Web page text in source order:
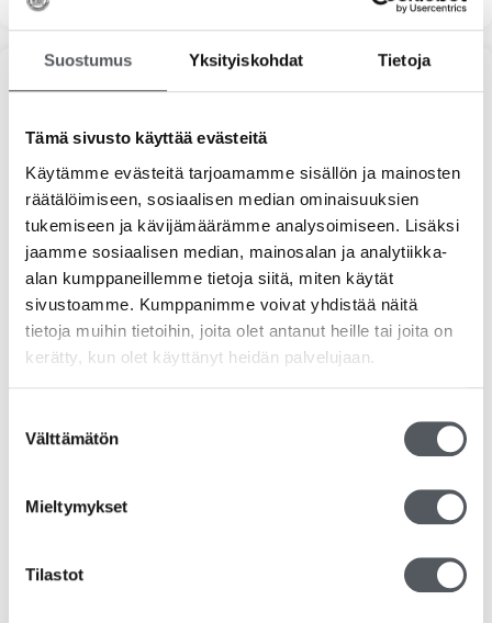
Suostumus Yksityiskohdat Tietoja
Tämä sivusto käyttää evästeitä
Käytämme evästeitä tarjoamamme sisällön ja mainosten
räätälöimiseen, sosiaalisen median ominaisuuksien
tukemiseen ja kävijämäärämme analysoimiseen. Lisäksi
jaamme sosiaalisen median, mainosalan ja analytiikka-
alan kumppaneillemme tietoja siitä, miten käytät
sivustoamme. Kumppanimme voivat yhdistää näitä
tietoja muihin tietoihin, joita olet antanut heille tai joita on
kerätty, kun olet käyttänyt heidän palvelujaan.
valinta
Välttämätön
Mieltymykset
Tilastot
Tuoteosastot
Siivousaineet
Vileda
Hygieniatuotteet
Jätehuolto
Suojakäsineet
Pesuaineet